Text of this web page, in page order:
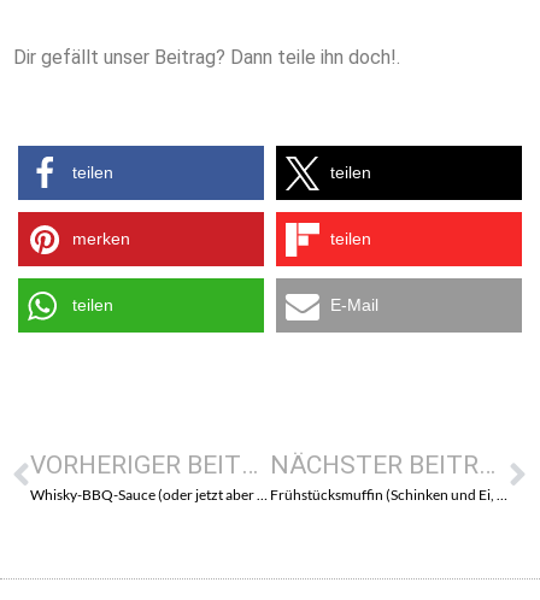
Dir gefällt unser Beitrag? Dann teile ihn doch!.
teilen teilen
merken teilen
teilen E-Mail
VORHERIGER BEITRAG
Whisky-BBQ-Sauce (oder jetzt aber fix die Grillsaison vorbereiten)
NÄCHSTER BEITRAG
Frühstücksmuffin (Schinken und Ei, ganz nach unserem Geschmack)